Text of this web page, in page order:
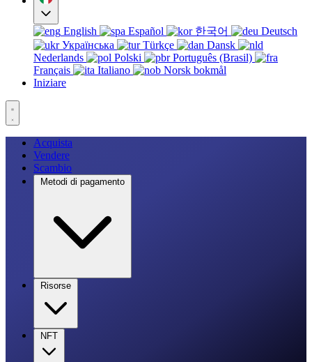
English Español 한국어
Deutsch
Українська
Türkçe
Dansk
Nederlands
Polski
Português (Brasil)
Français
Italiano
Norsk bokmål
Iniziare
Acquista
Vendere
Scambio
Metodi di pagamento
Risorse
NFT